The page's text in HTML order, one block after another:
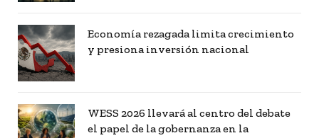
Economía rezagada limita crecimiento
y presiona inversión nacional
WESS 2026 llevará al centro del debate
el papel de la gobernanza en la